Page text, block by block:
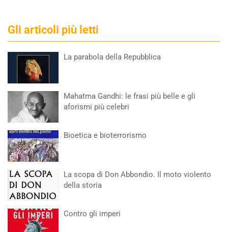
Gli articoli più letti
La parabola della Repubblica
Mahatma Gandhi: le frasi più belle e gli
aforismi più celebri
Bioetica e bioterrorismo
La scopa di Don Abbondio. Il moto violento
della storia
Contro gli imperi